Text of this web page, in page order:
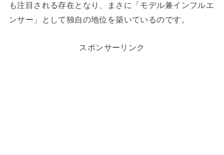
も注目される存在となり、まさに「モデル兼インフルエ
ンサー」として独自の地位を築いているのです。
スポンサーリンク